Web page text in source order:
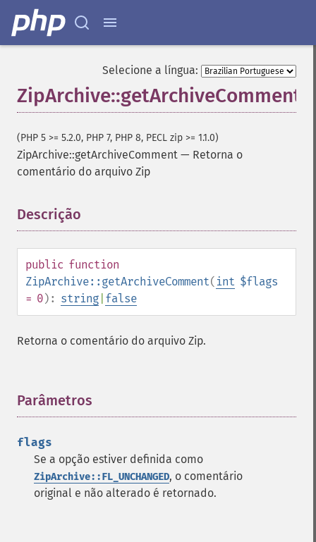
Selecione a língua:
ZipArchive::getArchiveComment
(PHP 5 >= 5.2.0, PHP 7, PHP 8, PECL zip >= 1.1.0)
ZipArchive::getArchiveComment — Retorna o
comentário do arquivo Zip
Descrição
public function
ZipArchive::getArchiveComment( int $flags
= 0): string false
Retorna o comentário do arquivo Zip.
Parâmetros
flags
Se a opção estiver definida como
ZipArchive::FL_UNCHANGED, o comentário
original e não alterado é retornado.